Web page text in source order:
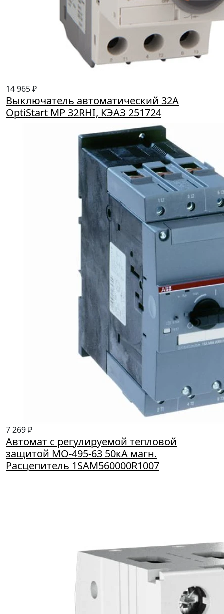
14 965 ₽
Выключатель автоматический 32А
OptiStart MP 32RHI, КЭАЗ 251724
7 269 ₽
Автомат с регулируемой тепловой
защитой MO-495-63 50кА магн.
Расцепитель 1SAM560000R1007